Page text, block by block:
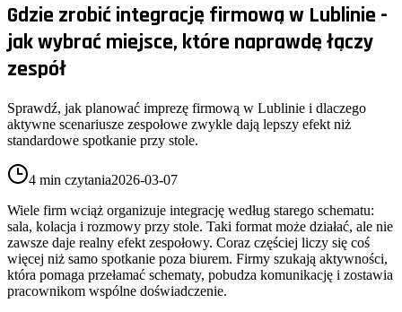
Gdzie zrobić integrację firmową w Lublinie -
jak wybrać miejsce, które naprawdę łączy
zespół
Sprawdź, jak planować imprezę firmową w Lublinie i dlaczego
aktywne scenariusze zespołowe zwykle dają lepszy efekt niż
standardowe spotkanie przy stole.
4 min czytania2026-03-07
Wiele firm wciąż organizuje integrację według starego schematu:
sala, kolacja i rozmowy przy stole. Taki format może działać, ale nie
zawsze daje realny efekt zespołowy. Coraz częściej liczy się coś
więcej niż samo spotkanie poza biurem. Firmy szukają aktywności,
która pomaga przełamać schematy, pobudza komunikację i zostawia
pracownikom wspólne doświadczenie.